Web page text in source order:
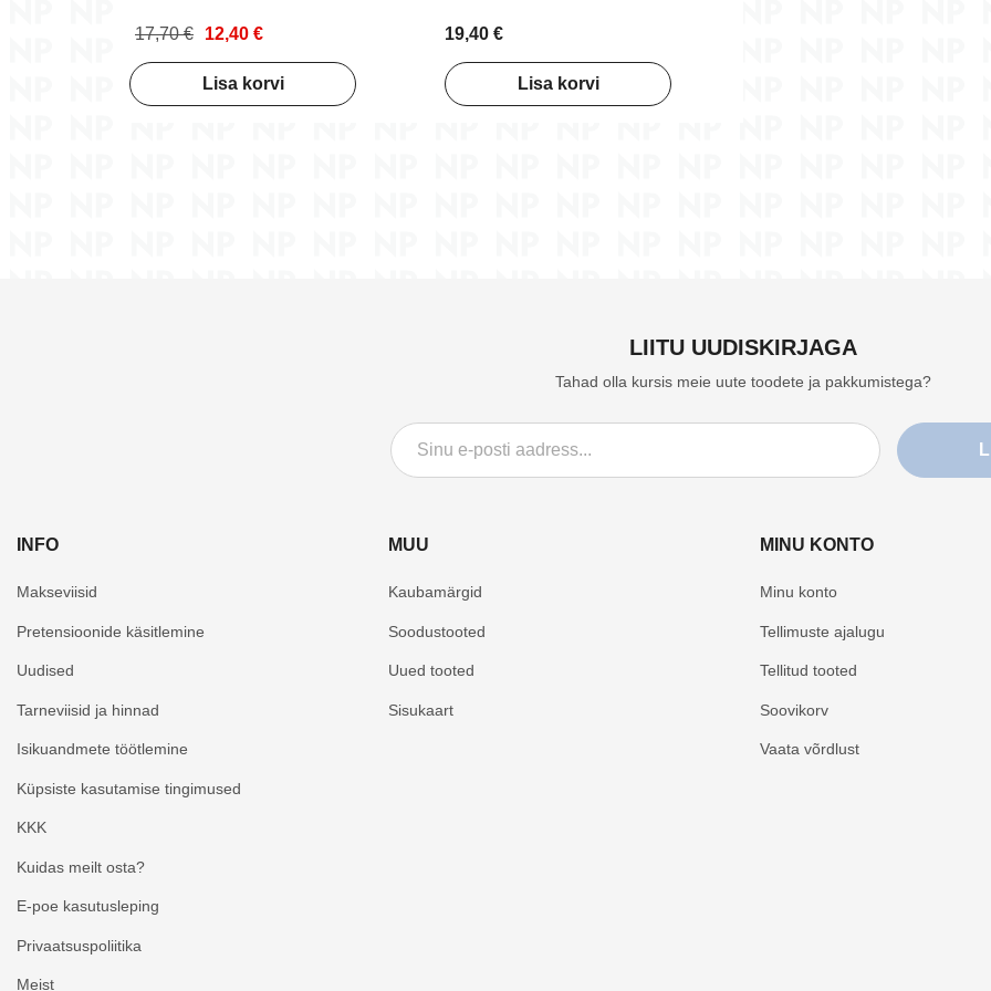
17,70 € 12,40 €
Lisa korvi
19,40 €
Lisa korvi
LIITU UUDISKIRJAGA
Tahad olla kursis meie uute toodete ja pakkumistega?
INFO
Makseviisid
Pretensioonide käsitlemine
Uudised
Tarneviisid ja hinnad
Isikuandmete töötlemine
Küpsiste kasutamise tingimused
KKK
Kuidas meilt osta?
E-poe kasutusleping
Privaatsuspoliitika
Meist
MUU
Kaubamärgid
Soodustooted
Uued tooted
Sisukaart
MINU KONTO
Minu konto
Tellimuste ajalugu
Tellitud tooted
Soovikorv
Vaata võrdlust